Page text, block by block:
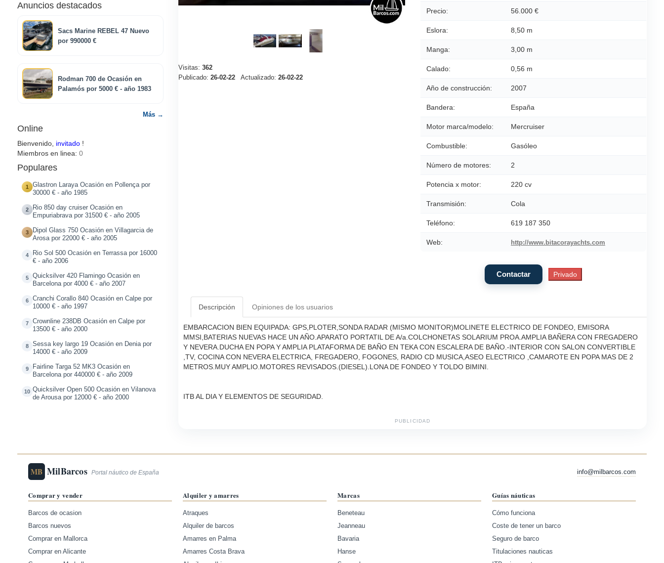
Anuncios destacados
Sacs Marine REBEL 47 Nuevo
por 990000 €
Rodman 700 de Ocasión en
Palamós por 5000 € - año 1983
Más →
Online
Bienvenido, invitado !
Miembros en linea: 0
Populares
1
Glastron Laraya Ocasión en Pollença por
30000 € - año 1985
2
Rio 850 day cruiser Ocasión en
Empuriabrava por 31500 € - año 2005
3
Dipol Glass 750 Ocasión en Villagarcia de
Arosa por 22000 € - año 2005
4
Rio Sol 500 Ocasión en Terrassa por 16000
€ - año 2006
5
Quicksilver 420 Flamingo Ocasión en
Barcelona por 4000 € - año 2007
6
Cranchi Corallo 840 Ocasión en Calpe por
10000 € - año 1997
7
Crownline 238DB Ocasión en Calpe por
13500 € - año 2000
8
Sessa key largo 19 Ocasión en Denia por
14000 € - año 2009
9
Fairline Targa 52 MK3 Ocasión en
Barcelona por 440000 € - año 2009
10 Quicksilver Open 500 Ocasión en Vilanova
de Arousa por 12000 € - año 2000
Visitas: 362
Publicado: 26-02-22 Actualizado: 26-02-22
Precio: 56.000 €
Eslora: 8,50 m
Manga: 3,00 m
Calado: 0,56 m
Año de construcción: 2007
Bandera: España
Motor marca/modelo: Mercruiser
Combustible: Gasóleo
Número de motores: 2
Potencia x motor: 220 cv
Transmisión: Cola
Teléfono: 619 187 350
Web: http://www.bitacorayachts.com
Descripción Opiniones de los usuarios
EMBARCACION BIEN EQUIPADA: GPS,PLOTER,SONDA RADAR (MISMO MONITOR)MOLINETE ELECTRICO DE FONDEO, EMISORA
MMSI,BATERIAS NUEVAS HACE UN AÑO.APARATO PORTATIL DE A/a.COLCHONETAS SOLARIUM PROA.AMPLIA BAÑERA CON FREGADERO
Y NEVERA.DUCHA EN POPA Y AMPLIA PLATAFORMA DE BAÑO EN TEKA CON ESCALERA DE BAÑO.-INTERIOR CON SALON CONVERTIBLE
,TV, COCINA CON NEVERA ELECTRICA, FREGADERO, FOGONES, RADIO CD MUSICA,ASEO ELECTRICO ,CAMAROTE EN POPA MAS DE 2
METROS.MUY AMPLIO.MOTORES REVISADOS.(DIESEL).LONA DE FONDEO Y TOLDO BIMINI.
ITB AL DIA Y ELEMENTOS DE SEGURIDAD.
PUBLICIDAD
MB MilBarcos Portal náutico de España info@milbarcos.com
Comprar y vender
Barcos de ocasion
Barcos nuevos
Comprar en Mallorca
Comprar en Alicante
Alquiler y amarres
Atraques
Alquiler de barcos
Amarres en Palma
Amarres Costa Brava
Marcas
Beneteau
Jeanneau
Bavaria
Hanse
Guías náuticas
Cómo funciona
Coste de tener un barco
Seguro de barco
Titulaciones nauticas